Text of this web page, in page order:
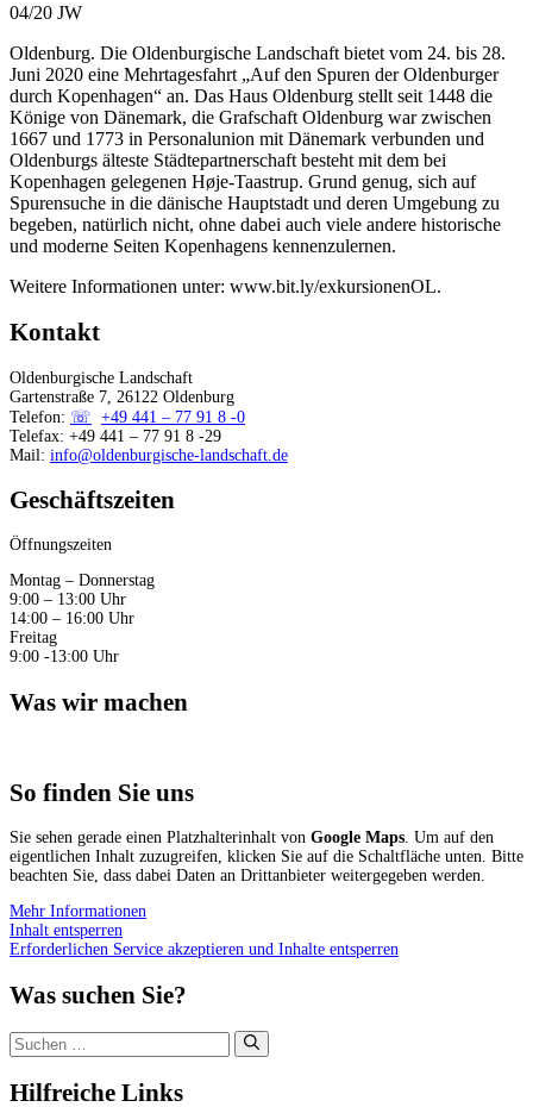
04/20 JW
Oldenburg. Die Oldenburgische Landschaft bietet vom 24. bis 28.
Juni 2020 eine Mehrtagesfahrt „Auf den Spuren der Oldenburger
durch Kopenhagen“ an. Das Haus Oldenburg stellt seit 1448 die
Könige von Dänemark, die Grafschaft Oldenburg war zwischen
1667 und 1773 in Personalunion mit Dänemark verbunden und
Oldenburgs älteste Städtepartnerschaft besteht mit dem bei
Kopenhagen gelegenen Høje-Taastrup. Grund genug, sich auf
Spurensuche in die dänische Hauptstadt und deren Umgebung zu
begeben, natürlich nicht, ohne dabei auch viele andere historische
und moderne Seiten Kopenhagens kennenzulernen.
Weitere Informationen unter: www.bit.ly/exkursionenOL.
Kontakt
Oldenburgische Landschaft
Gartenstraße 7, 26122 Oldenburg
Telefon:
+49 441 – 77 91 8 -0
Telefax: +49 441 – 77 91 8 -29
Mail: info@oldenburgische-landschaft.de
Geschäftszeiten
Öffnungszeiten
Montag – Donnerstag
9:00 – 13:00 Uhr
14:00 – 16:00 Uhr
Freitag
9:00 -13:00 Uhr
Was wir machen
So finden Sie uns
Sie sehen gerade einen Platzhalterinhalt von Google Maps. Um auf den
eigentlichen Inhalt zuzugreifen, klicken Sie auf die Schaltfläche unten. Bitte
beachten Sie, dass dabei Daten an Drittanbieter weitergegeben werden.
Mehr Informationen
Inhalt entsperren
Erforderlichen Service akzeptieren und Inhalte entsperren
Was suchen Sie?
Suchen
nach:
Hilfreiche Links